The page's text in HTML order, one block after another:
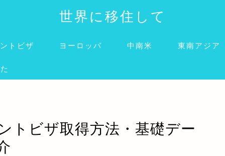
世界に移住して
トビザ ヨーロッパ 中南米 東南アジア
トビザ取得方法・基礎デー